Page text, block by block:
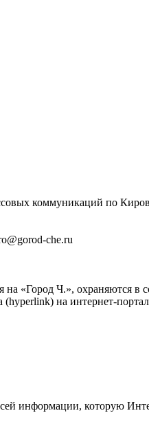
коммуникаций по
che.ru
«Город Ч.», охраняются в
на интернет-портал
информации, которую